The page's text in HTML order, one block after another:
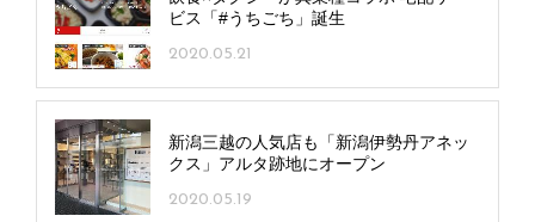
ビス「#うちごち」誕生
2020.05.21
新潟三越の人気店も「新潟伊勢丹アネッ
クス」アルタ跡地にオープン
2020.05.19